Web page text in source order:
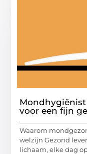
voor een fijn
Waarom
welzijn Gezond
lichaam, elke dag